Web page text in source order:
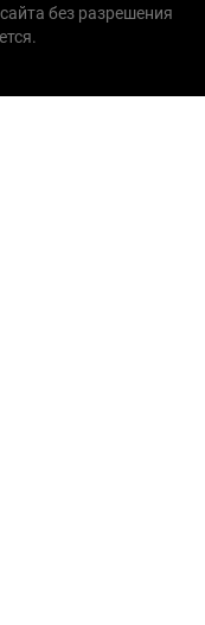
без разрешения